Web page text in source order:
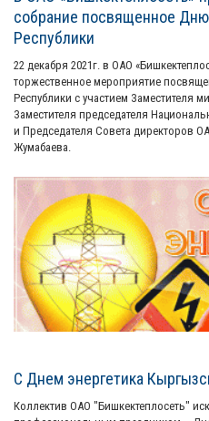
собрание посвященное
Республики
22 декабря 2021г. в ОАО
торжественное мероприятие
Республики с участием Заместителя
Заместителя председателя
и Председателя Совета директоров
Жумабаева.
С Днем энергетика
Коллектив ОАО "Бишкектеплосеть"